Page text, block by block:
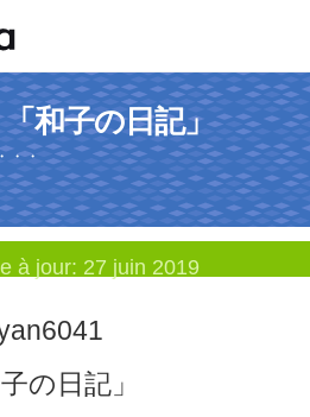
和子の日記」
・・
à jour: 27 juin 2019
子の日記」